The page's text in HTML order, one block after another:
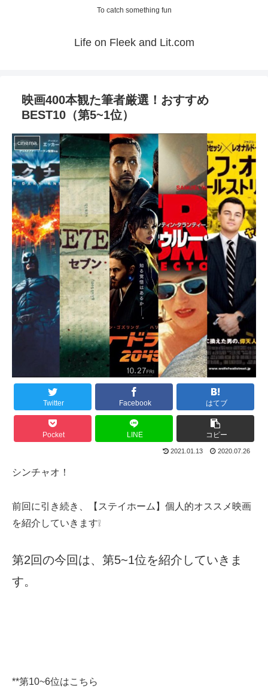
To catch something fun
Life on Fleek and Lit.com
映画400本観た筆者厳選！おすすめ
BEST10（第5~1位）
cinema
Twitter Facebook はてブ
Pocket LINE コピー
2021.01.13 2020.07.26
シンチャオ！
前回に引き続き、【ステイホーム】個人的オススメ映画
を紹介していきます❕
第2回の今回は、第5~1位を紹介していきま
す。
**第10~6位はこちら